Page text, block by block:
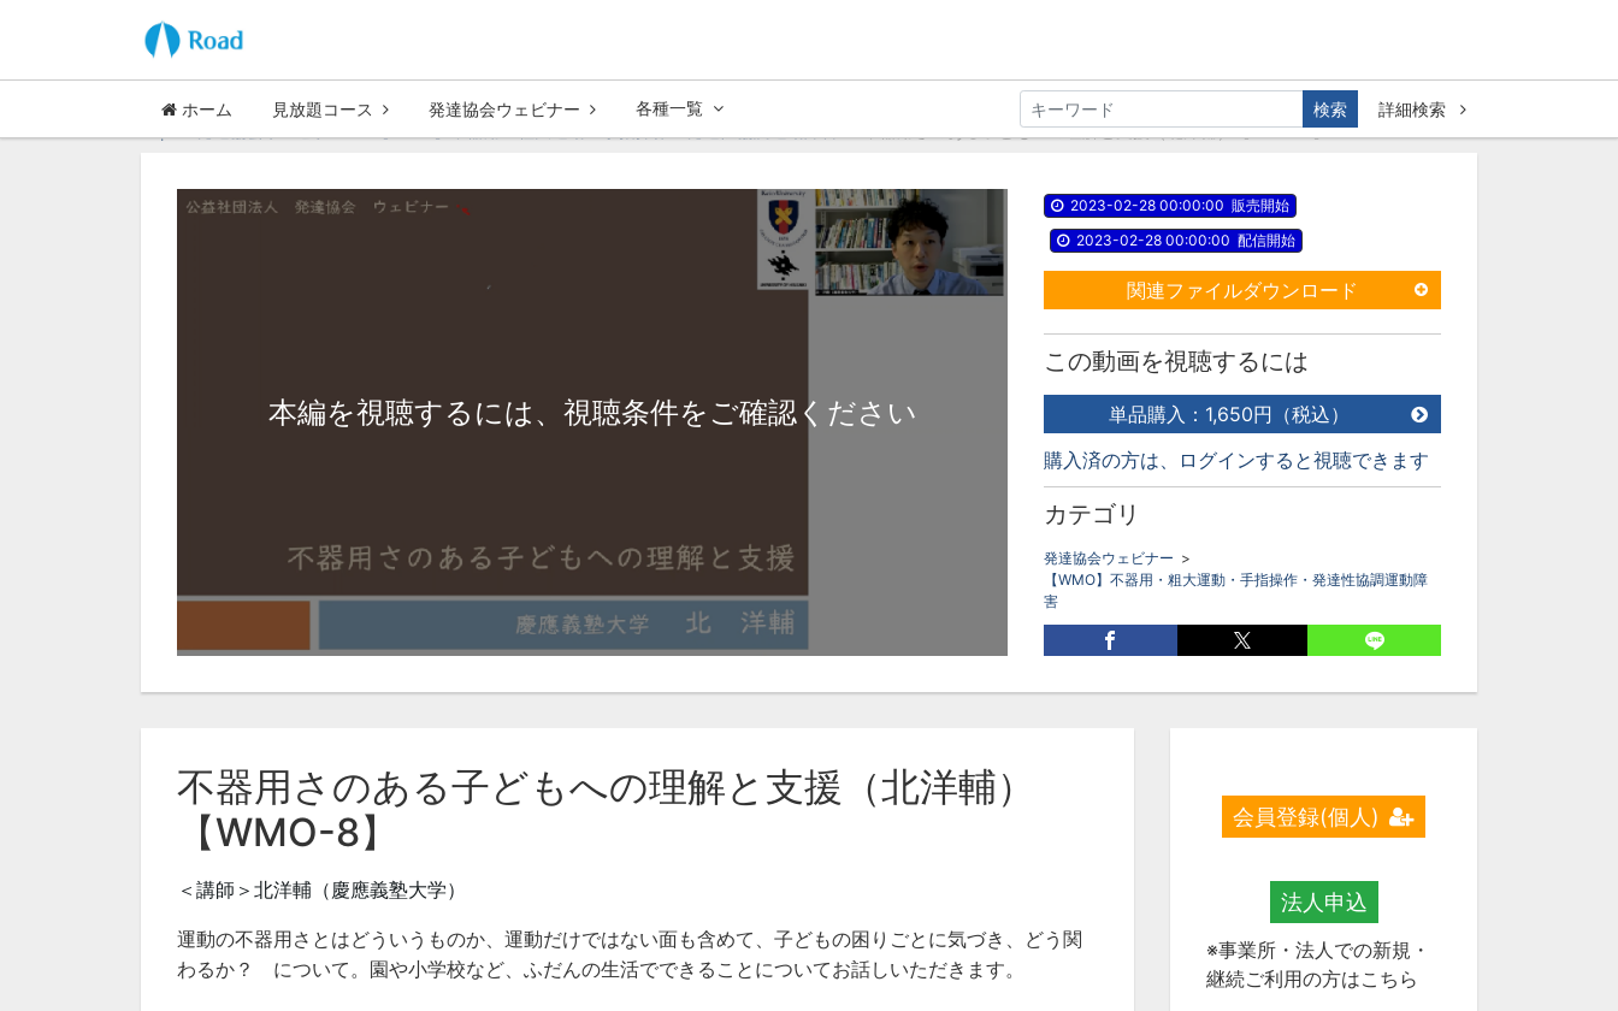
ホーム 見放題コース 発達協会ウェビナー 各種一覧 検索
詳細検索
不器用さのある子どもへの理解と支援（北洋輔）【WMO-8】
本編を視聴するには、視聴条件をご確認ください
2023-02-28 00:00:00 販売開始
2023-02-28 00:00:00 配信開始
関連ファイルダウンロード
この動画を視聴するには
単品購入：1,650円（税込）
購入済の方は、ログインすると視聴できます
カテゴリ
発達協会ウェビナー >
【WMO】不器用・粗大運動・手指操作・発達性協調運動障
害
タグ
不器用さのある子どもへの理解と支援（北洋輔）
【WMO-8】
＜講師＞北洋輔（慶應義塾大学）
運動の不器用さとはどういうものか、運動だけではない面も含めて、子どもの困りごとに気づき、どう関
わるか？ について。園や小学校など、ふだんの生活でできることについてお話しいただきます。
会員登録(個人)
法人申込
※事業所・法人での新規・
継続ご利用の方はこちら